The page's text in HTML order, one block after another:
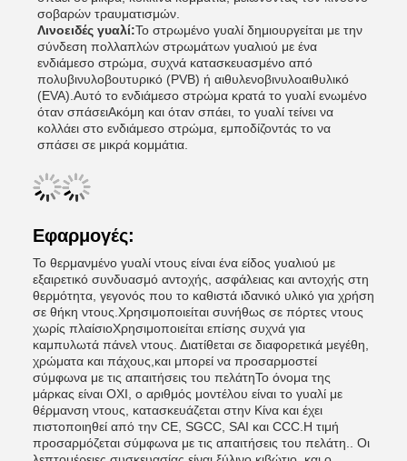
σοβαρών τραυματισμών.
Λινοειδές γυαλί:Το στρωμένο γυαλί δημιουργείται με την
σύνδεση πολλαπλών στρωμάτων γυαλιού με ένα
ενδιάμεσο στρώμα, συχνά κατασκευασμένο από
πολυβινυλοβουτυρικό (PVB) ή αιθυλενοβινυλοαιθυλικό
(EVA).Αυτό το ενδιάμεσο στρώμα κρατά το γυαλί ενωμένο
όταν σπάσειΑκόμη και όταν σπάει, το γυαλί τείνει να
κολλάει στο ενδιάμεσο στρώμα, εμποδίζοντάς το να
σπάσει σε μικρά κομμάτια.
Εφαρμογές:
Το θερμανμένο γυαλί ντους είναι ένα είδος γυαλιού με
εξαιρετικό συνδυασμό αντοχής, ασφάλειας και αντοχής στη
θερμότητα, γεγονός που το καθιστά ιδανικό υλικό για χρήση
σε θήκη ντους.Χρησιμοποιείται συνήθως σε πόρτες ντους
χωρίς πλαίσιοΧρησιμοποιείται επίσης συχνά για
καμπυλωτά πάνελ ντους. Διατίθεται σε διαφορετικά μεγέθη,
χρώματα και πάχους,και μπορεί να προσαρμοστεί
σύμφωνα με τις απαιτήσεις του πελάτηΤο όνομα της
μάρκας είναι ΟΧΙ, ο αριθμός μοντέλου είναι το γυαλί με
θέρμανση ντους, κατασκευάζεται στην Κίνα και έχει
πιστοποιηθεί από την CE, SGCC, SAI και CCC.Η τιμή
προσαρμόζεται σύμφωνα με τις απαιτήσεις του πελάτη.. Οι